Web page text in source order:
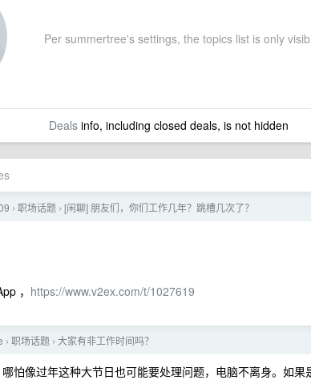
Per summertree's settings, the topics list is only
Dealsinfo, including closed deals, is not hidden
› 职场话题 › [闲聊] 朋友们，你们工作几年？跳槽几次了？
， https://www.v2ex.com/t/1027619
› 职场话题 › 大家有非工作时间吗？
怕像过年这种大节日也可能要处理问题，电脑不离身。如